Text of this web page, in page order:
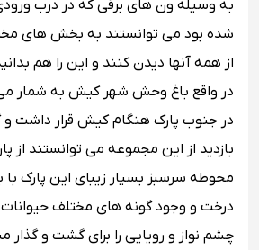
به وسیله ون های برقی که در درب
شده بود می توانستند به بخش های
از همه آنها دیدن کنند و این را هم
در واقع باغ وحش شهر کیش به شمار
در جنوب پارک هنگام کیش قرار داشت و
بازدید از این مجموعه می توانستند از
درخت و وجود گونه ‌های مختلف
چشم نواز و رویایی را برای گشت‌ و گذار